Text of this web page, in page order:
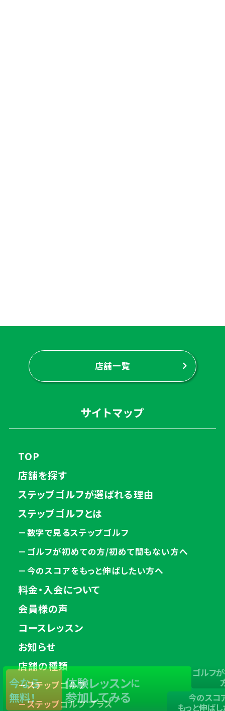
今なら
無料！
体験レッスンに
参加してみる
ゴルフ
今のスコ
もっと伸ば
店舗一覧
サイトマップ
TOP
店舗を探す
ステップゴルフが選ばれる理由
ステップゴルフとは
－数字で見るステップゴルフ
－ゴルフが初めての方/初めて間もない方へ
－今のスコアをもっと伸ばしたい方へ
料金・入会について
会員様の声
コースレッスン
お知らせ
店舗の種類
－ステップゴルフ
－ステップゴルフ プラス